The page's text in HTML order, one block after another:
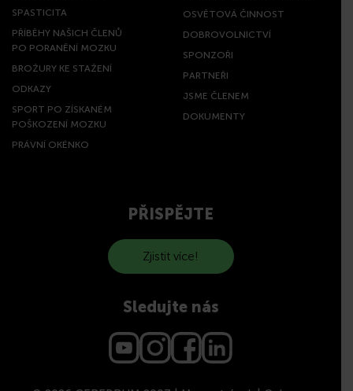
SPASTICITA
PŘÍBĚHY NAŠICH ČLENŮ
PO PORANĚNÍ MOZKU
BROŽURY KE STAŽENÍ
ODKAZY
SPORT PO ZÍSKANÉM
POŠKOZENÍ MOZKU
PRÁVNÍ OKÉNKO
OSVĚTOVÁ ČINNOST
DOBROVOLNICTVÍ
SPONZOŘI
PARTNEŘI
JSME ČLENEM
DOKUMENTY
PŘISPĚJTE
Zjistit více!
Sledujte nás